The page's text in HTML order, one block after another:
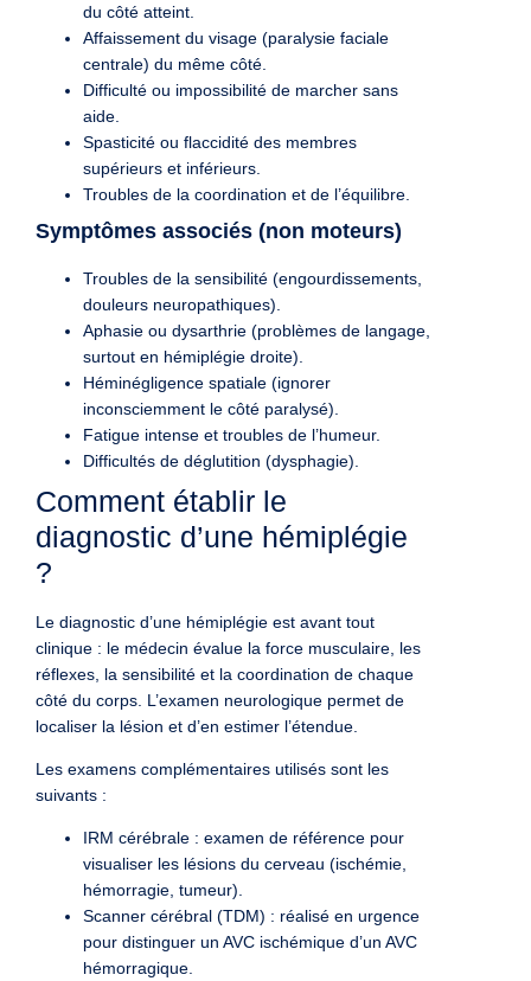
du côté atteint.
Affaissement du visage (paralysie faciale
centrale) du même côté.
Difficulté ou impossibilité de marcher sans
aide.
Spasticité ou flaccidité des membres
supérieurs et inférieurs.
Troubles de la coordination et de l’équilibre.
Symptômes associés (non moteurs)
Troubles de la sensibilité (engourdissements,
douleurs neuropathiques).
Aphasie ou dysarthrie (problèmes de langage,
surtout en hémiplégie droite).
Héminégligence spatiale (ignorer
inconsciemment le côté paralysé).
Fatigue intense et troubles de l’humeur.
Difficultés de déglutition (dysphagie).
Comment établir le
diagnostic d’une hémiplégie
?
Le diagnostic d’une hémiplégie est avant tout
clinique : le médecin évalue la force musculaire, les
réflexes, la sensibilité et la coordination de chaque
côté du corps. L’examen neurologique permet de
localiser la lésion et d’en estimer l’étendue.
Les examens complémentaires utilisés sont les
suivants :
IRM cérébrale : examen de référence pour
visualiser les lésions du cerveau (ischémie,
hémorragie, tumeur).
Scanner cérébral (TDM) : réalisé en urgence
pour distinguer un AVC ischémique d’un AVC
hémorragique.